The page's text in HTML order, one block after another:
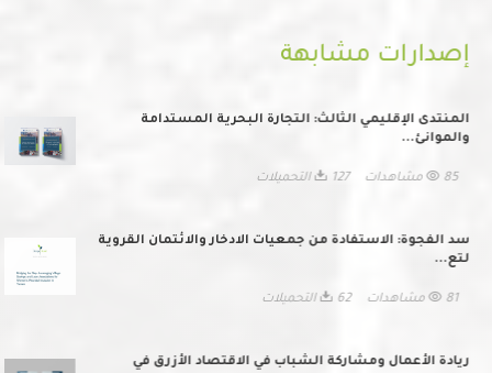
إصدارات مشابهة
المنتدى الإقليمي الثالث: التجارة البحرية المستدامة
والموانئ...
85 مشاهدات 127 التحميلات
سد الفجوة: الاستفادة من جمعيات الادخار والائتمان القروية
لتع...
81 مشاهدات 62 التحميلات
ريادة الأعمال ومشاركة الشباب في الاقتصاد الأزرق في